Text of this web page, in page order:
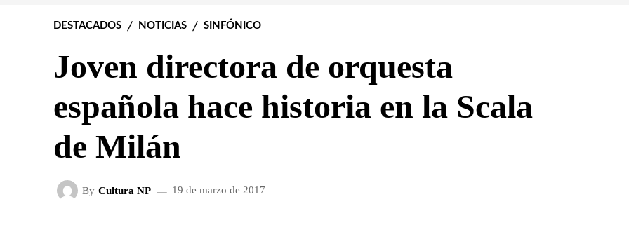
DESTACADOS NOTICIAS SINFÓNICO
Joven directora de orquesta
española hace historia en la Scala
de Milán
By Cultura NP 19 de marzo de 2017